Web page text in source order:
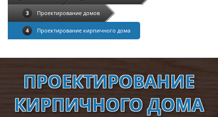
Проектирование домов
Проектирование кирпичного дома
ПРОЕКТИРОВАНИЕ
КИРПИЧНОГО ДОМА